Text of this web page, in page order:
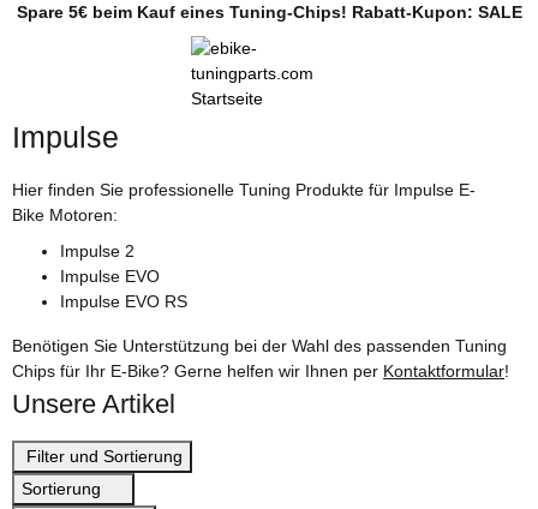
Spare 5€ beim Kauf eines Tuning-Chips! Rabatt-Kupon: SALE
Impulse
Hier finden Sie professionelle Tuning Produkte für Impulse E-
Bike Motoren:
Impulse 2
Impulse EVO
Impulse EVO RS
Benötigen Sie Unterstützung bei der Wahl des passenden Tuning
Chips für Ihr E-Bike? Gerne helfen wir Ihnen per Kontaktformular!
Unsere Artikel
Filter und Sortierung
Sortierung